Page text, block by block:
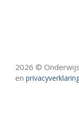
2026 ©
en